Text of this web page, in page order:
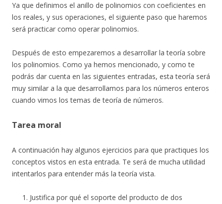
Ya que definimos el anillo de polinomios con coeficientes en
los reales, y sus operaciones, el siguiente paso que haremos
será practicar como operar polinomios.
Después de esto empezaremos a desarrollar la teoría sobre
los polinomios. Como ya hemos mencionado, y como te
podrás dar cuenta en las siguientes entradas, esta teoría será
muy similar a la que desarrollamos para los números enteros
cuando vimos los temas de teoría de números.
Tarea moral
A continuación hay algunos ejercicios para que practiques los
conceptos vistos en esta entrada. Te será de mucha utilidad
intentarlos para entender más la teoría vista.
Justifica por qué el soporte del producto de dos